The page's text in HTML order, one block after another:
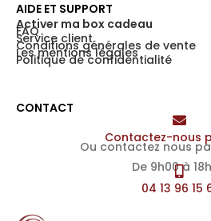
CONTACT
Contactez-nous
Ou contactez nous
De 9h00 à
04 13 96 15
AIDE ET SUPPORT
Activer ma box cadeau
FAQ
Service client
Conditions générales de vente
Les mentions légales
Politique de confidentialité